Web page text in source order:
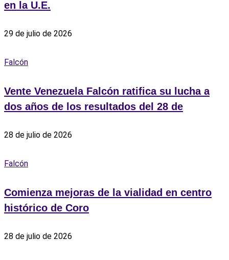
en la U.E.
29 de julio de 2026
Falcón
Vente Venezuela Falcón ratifica su lucha a
dos años de los resultados del 28 de
28 de julio de 2026
Falcón
Comienza mejoras de la vialidad en centro
histórico de Coro
28 de julio de 2026